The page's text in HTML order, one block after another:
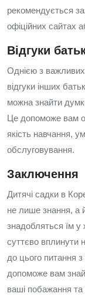
рекомендується
офіційних сайтах
Відгуки
Однією з
відгуки інших
можна знайти
Це допоможе вам
якість навчання,
обслуговування.
Заключення
Дитячі садки в
не лише знання, а
знадобляться їм у
суттєво вплинути
до цього питання
допоможе вам
ваші побажання та